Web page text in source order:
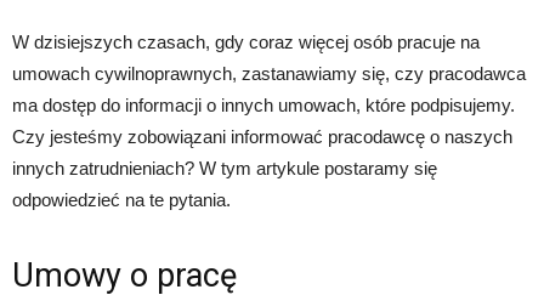
W dzisiejszych czasach, gdy coraz więcej osób pracuje na
umowach cywilnoprawnych, zastanawiamy się, czy pracodawca
ma dostęp do informacji o innych umowach, które podpisujemy.
Czy jesteśmy zobowiązani informować pracodawcę o naszych
innych zatrudnieniach? W tym artykule postaramy się
odpowiedzieć na te pytania.
Umowy o pracę